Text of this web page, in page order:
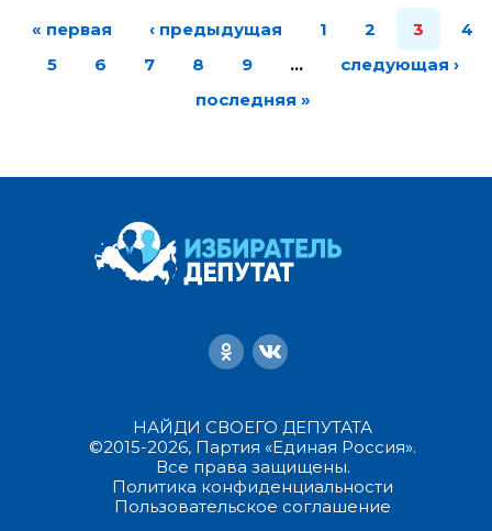
« первая ‹ предыдущая 1 2 3
4
5
6 7 8 9 …
следующая ›
последняя »
НАЙДИ СВОЕГО ДЕПУТАТА
©2015-2026, Партия «Единая Россия».
Все права защищены.
Политика конфиденциальности
Пользовательское соглашение